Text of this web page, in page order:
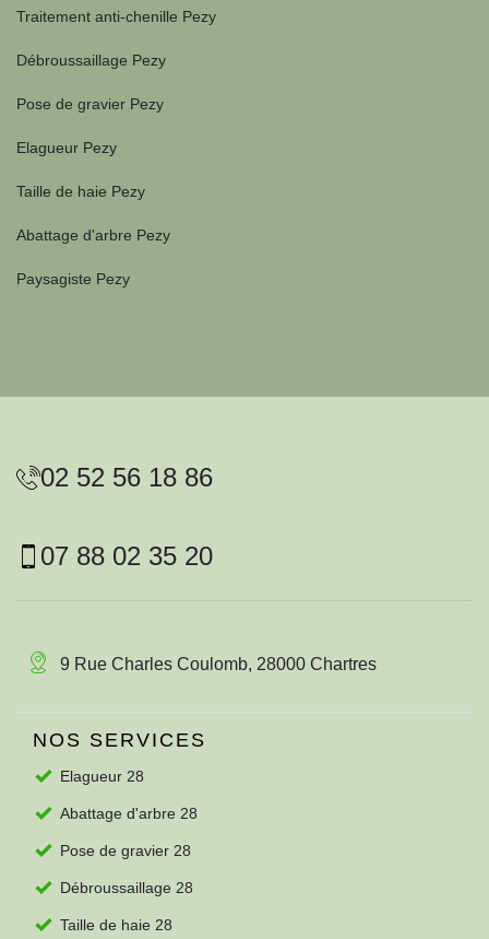
Traitement anti-chenille Pezy
Débroussaillage Pezy
Pose de gravier Pezy
Elagueur Pezy
Taille de haie Pezy
Abattage d'arbre Pezy
Paysagiste Pezy
02 52 56 18 86
07 88 02 35 20
9 Rue Charles Coulomb, 28000 Chartres
NOS SERVICES
Elagueur 28
Abattage d'arbre 28
Pose de gravier 28
Débroussaillage 28
Taille de haie 28